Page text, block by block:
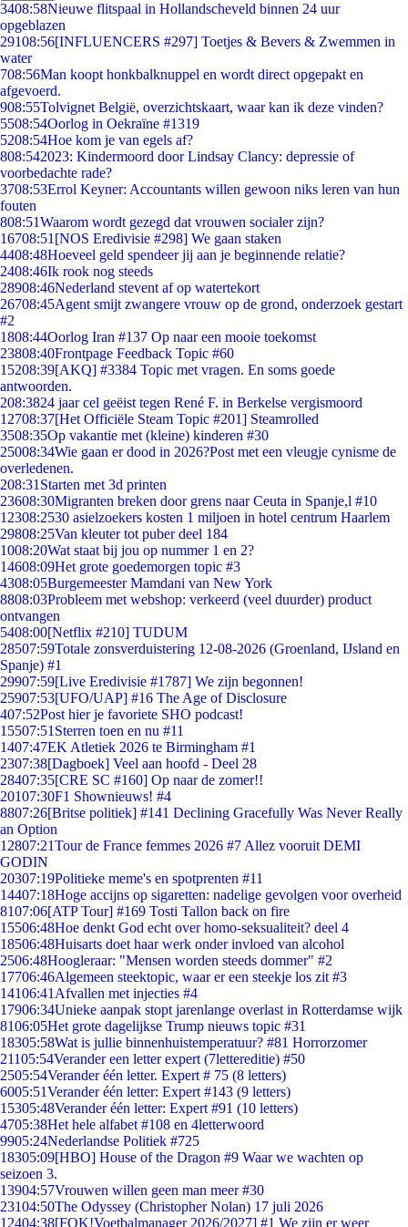
3408:58Nieuwe flitspaal in Hollandscheveld binnen 24 uur
opgeblazen
29108:56[INFLUENCERS #297] Toetjes & Bevers & Zwemmen in
water
708:56Man koopt honkbalknuppel en wordt direct opgepakt en
afgevoerd.
908:55Tolvignet België, overzichtskaart, waar kan ik deze vinden?
5508:54Oorlog in Oekraïne #1319
5208:54Hoe kom je van egels af?
808:542023: Kindermoord door Lindsay Clancy: depressie of
voorbedachte rade?
3708:53Errol Keyner: Accountants willen gewoon niks leren van hun
fouten
808:51Waarom wordt gezegd dat vrouwen socialer zijn?
16708:51 [NOS Eredivisie #298] We gaan staken
4408:48Hoeveel geld spendeer jij aan je beginnende relatie?
2408:46Ik rook nog steeds
28908:46Nederland stevent af op watertekort
26708:45Agent smijt zwangere vrouw op de grond, onderzoek gestart
#2
1808:44Oorlog Iran #137 Op naar een mooie toekomst
23808:40Frontpage Feedback Topic #60
15208:39[AKQ] #3384 Topic met vragen. En soms goede
antwoorden.
208:3824 jaar cel geëist tegen René F. in Berkelse vergismoord
12708:37[Het Officiële Steam Topic #201] Steamrolled
3508:35Op vakantie met (kleine) kinderen #30
25008:34Wie gaan er dood in 2026?Post met een vleugje cynisme de
overledenen.
208:31 Starten met 3d printen
23608:30Migranten breken door grens naar Ceuta in Spanje,l #10
12308:2530 asielzoekers kosten 1 miljoen in hotel centrum Haarlem
29808:25Van kleuter tot puber deel 184
1008:20Wat staat bij jou op nummer 1 en 2?
14608:09Het grote goedemorgen topic #3
4308:05Burgemeester Mamdani van New York
8808:03Probleem met webshop: verkeerd (veel duurder) product
ontvangen
5408:00[Netflix #210] TUDUM
28507:59Totale zonsverduistering 12-08-2026 (Groenland, IJsland en
Spanje) #1
29907:59[Live Eredivisie #1787] We zijn begonnen!
25907:53[UFO/UAP] #16 The Age of Disclosure
407:52Post hier je favoriete SHO podcast!
15507:51 Sterren toen en nu #11
1407:47EK Atletiek 2026 te Birmingham #1
2307:38[Dagboek] Veel aan hoofd - Deel 28
28407:35[CRE SC #160] Op naar de zomer!!
20107:30F1 Shownieuws! #4
8807:26[Britse politiek] #141 Declining Gracefully Was Never Really
an Option
12807:21Tour de France femmes 2026 #7 Allez vooruit DEMI
GODIN
20307:19Politieke meme's en spotprenten #11
14407:18Hoge accijns op sigaretten: nadelige gevolgen voor overheid
8107:06[ATP Tour] #169 Tosti Tallon back on fire
15506:48Hoe denkt God echt over homo-seksualiteit? deel 4
18506:48Huisarts doet haar werk onder invloed van alcohol
2506:48Hoogleraar: "Mensen worden steeds dommer" #2
17706:46Algemeen steektopic, waar er een steekje los zit #3
14106:41 Afvallen met injecties #4
17906:34Unieke aanpak stopt jarenlange overlast in Rotterdamse wijk
8106:05Het grote dagelijkse Trump nieuws topic #31
18305:58Wat is jullie binnenhuistemperatuur? #81 Horrorzomer
21105:54Verander een letter expert (7lettereditie) #50
2505:54Verander één letter. Expert # 75 (8 letters)
6005:51Verander één letter: Expert #143 (9 letters)
15305:48Verander één letter: Expert #91 (10 letters)
4705:38Het hele alfabet #108 en 4letterwoord
9905:24Nederlandse Politiek #725
18305:09[HBO] House of the Dragon #9 Waar we wachten op
seizoen 3.
13904:57Vrouwen willen geen man meer #30
23104:50The Odyssey (Christopher Nolan) 17 juli 2026
12404:38[FOK!Voetbalmanager 2026/2027] #1 We zijn er weer